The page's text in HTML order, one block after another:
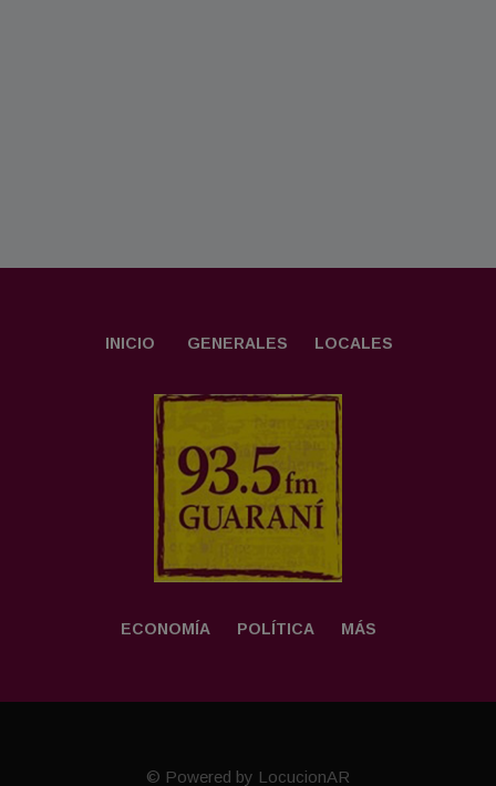
INICIO GENERALES LOCALES
ECONOMÍA POLÍTICA MÁS
© Powered by LocucionAR